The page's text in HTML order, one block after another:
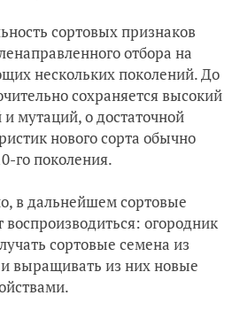
сортовых признаков
отбора на
нескольких поколений. До
сохраняется высокий
мутаций, о достаточной
нового сорта обычно
го поколения.
в дальнейшем сортовые
воспроизводиться: огородник
сортовые семена из
выращивать из них новые